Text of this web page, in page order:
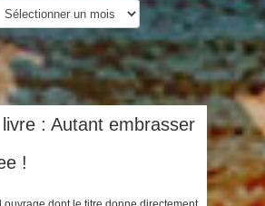
: Autant embrasser
!